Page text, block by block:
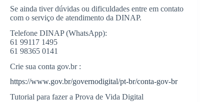
Se ainda tiver dúvidas ou dificuldades entre em contato
com o serviço de atendimento da DINAP.
Telefone DINAP (WhatsApp):
61 99117 1495
61 98365 0141
Crie sua conta gov.br :
https://www.gov.br/governodigital/pt-br/conta-gov-br
Tutorial para fazer a Prova de Vida Digital